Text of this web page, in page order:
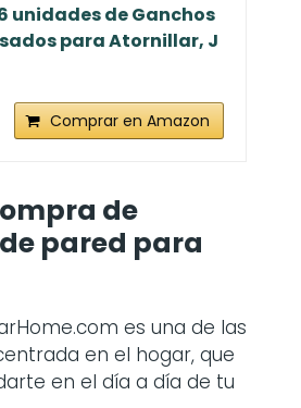
unidades de Ganchos
para Atornillar, J
Comprar en Amazon
de
pared para
es una de las
en el hogar, que
en el día a día de tu